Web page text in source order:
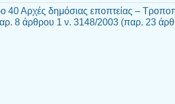
40 Αρχές δημόσιας εποπτείας –
8 άρθρου 1 ν. 3148/2003 (παρ. 23